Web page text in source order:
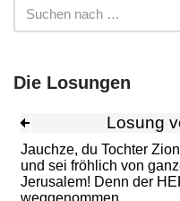
Die Losungen